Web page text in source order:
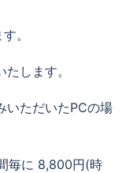
。
します。
いただいたPCの場
毎に 8,800円(時